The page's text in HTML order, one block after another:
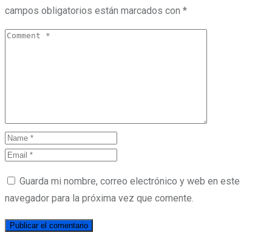
campos obligatorios están marcados con *
Guarda mi nombre, correo electrónico y web en este
navegador para la próxima vez que comente.